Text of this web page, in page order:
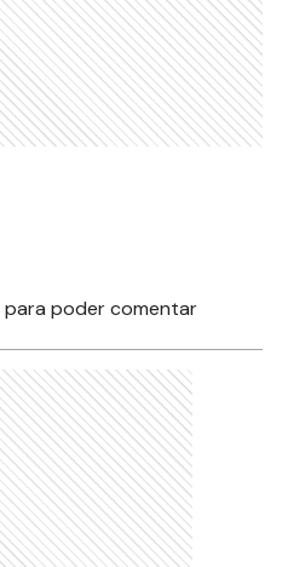
para poder comentar